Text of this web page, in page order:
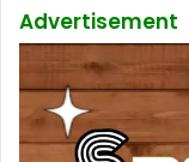
Advertisement